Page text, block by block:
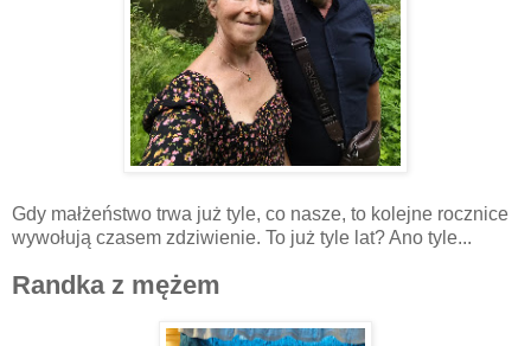
Gdy małżeństwo trwa już tyle, co nasze, to kolejne rocznice
wywołują czasem zdziwienie. To już tyle lat? Ano tyle...
Randka z mężem